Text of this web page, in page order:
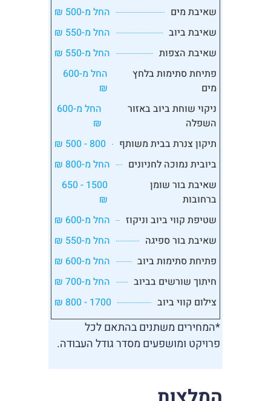
שאיבת מים
החל מ-500 ₪
שאיבת ביוב
החל מ-550 ₪
שאיבת הצפות
החל מ-550 ₪
פתיחת סתימות בלחץ
מים
החל מ-600
₪
ניקוי שוחת ביוב באזור
השפלה
החל מ-600
₪
תיקון צנרת בבית משותף
800 - 500 ₪
ביובית נמוכה לחניונים
החל מ-800 ₪
שאיבת בור שומן
ברחובות
1500 - 650
₪
שטיפת קווי ביוב וניקוז
החל מ-600 ₪
שאיבת בור ספיגה
החל מ-550 ₪
פתיחת סתימות ביוב
החל מ-600 ₪
חיתוך שורשים בביוב
החל מ-700 ₪
צילום קווי ביוב
1700 - 800 ₪
*המחירים משתנים בהתאם לכל
פרויקט ומושפעים מסדר גודל העבודה.